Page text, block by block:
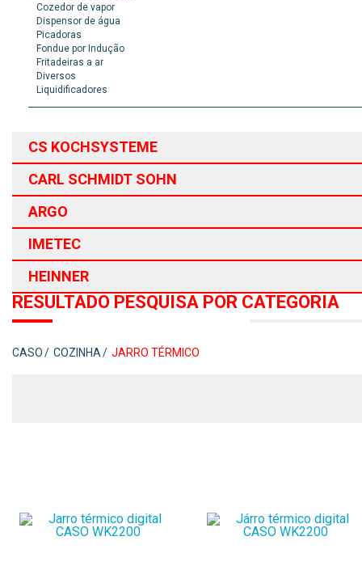
Cozedor de vapor
Dispensor de água
Picadoras
Fondue por Indução
Fritadeiras a ar
Diversos
Liquidificadores
CS KOCHSYSTEME
CARL SCHMIDT SOHN
ARGO
IMETEC
HEINNER
RESULTADO PESQUISA POR CATEGORIA
CASO COZINHA JARRO TÉRMICO